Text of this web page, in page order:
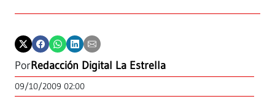
PorRedacción Digital La Estrella
09/10/2009 02:00